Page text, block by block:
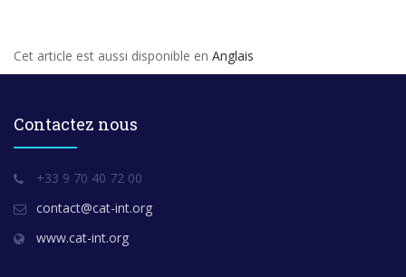
Cet article est aussi disponible en Anglais
Contactez nous
+33 9 70 40 72 00
contact@cat-int.org
www.cat-int.org